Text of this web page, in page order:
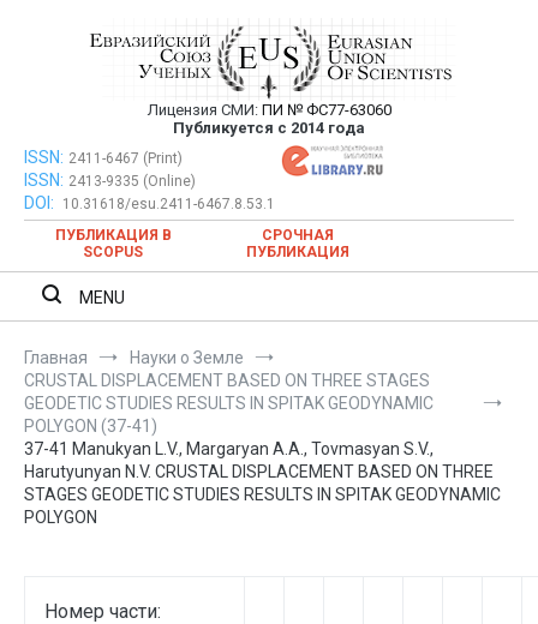
Евразийский Союз Ученых —
публикация научных статей в
ежемесячном научном журнале
Лицензия СМИ: ПИ № ФС77-63060
Публикуется с 2014 года
Евразийский Союз Ученых — публикация научных статей в
ежемесячном научном журнале
ISSN: 2411-6467 (Print)
ISSN: 2413-9335 (Online)
DOI:
10.31618/esu.2411-6467.8.53.1
ПУБЛИКАЦИЯ В
SCOPUS
СРОЧНАЯ
ПУБЛИКАЦИЯ
MENU
Главная
Науки о Земле
CRUSTAL DISPLACEMENT BASED ON THREE STAGES
GEODETIC STUDIES RESULTS IN SPITAK GEODYNAMIC
POLYGON (37-41)
37-41 Manukyan L.V., Margaryan A.A., Tovmasyan S.V.,
Harutyunyan N.V. CRUSTAL DISPLACEMENT BASED ON THREE
STAGES GEODETIC STUDIES RESULTS IN SPITAK GEODYNAMIC
POLYGON
Номер части: